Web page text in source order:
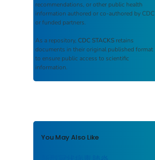
recommendations, or other public health
information authored or co-authored by CDC
or funded partners.
As a repository, CDC STACKS retains
documents in their original published format
to ensure public access to scientific
information.
You May Also Like